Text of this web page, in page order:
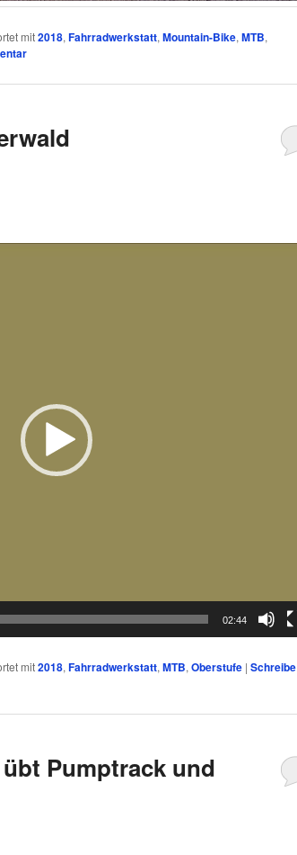
mit2018, Fahrradwerkstatt, Mountain-Bike, MTB,
02:44
mit2018,Fahrradwerkstatt,MTB,Oberstufe | Schreibe
Pumptrack und